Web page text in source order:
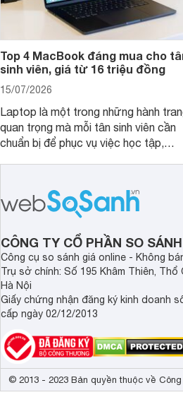
Top 4 MacBook đáng mua cho
sinh viên, giá từ 16 triệu đồng
15/07/2026
Laptop là một trong những hành
quan trọng mà mỗi tân sinh viên cần
chuẩn bị để phục vụ việc học tập,
năng ổn định, bền bỉ cùng mức giá dễ
tiếp cận, dưới đây là những mẫu
MacBook đáng cân nhắc dành cho
tân sinh viên.
CÔNG TY CỔ PHẦN SO
Công cụ so sánh giá online - Không
Trụ sở chính: Số 195 Khâm Thiên, Thổ
Hà Nội
Giấy chứng nhận đăng ký kinh doanh
cấp ngày 02/12/2013
© 2013 - 2023 Bản quyền thuộc về